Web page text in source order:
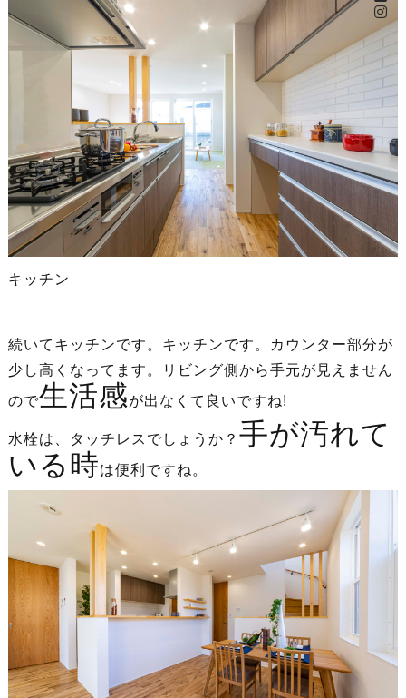
キッチン
続いてキッチンです。キッチンです。カウンター部分が
少し高くなってます。リビング側から手元が見えません
ので生活感が出なくて良いですね!
水栓は、タッチレスでしょうか？ 手が汚れて
いる時は便利ですね。